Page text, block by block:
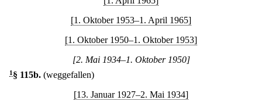
[1. Oktober 1953–1. April 1965]
[1. Oktober 1950–1. Oktober 1953]
[2. Mai 1934–1. Oktober 1950]
1 § 115b. (weggefallen)
[13. Januar 1927–2. Mai 1934]